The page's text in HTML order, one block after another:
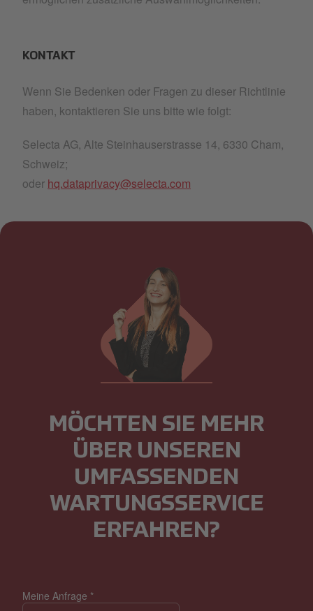
KONTAKT
Wenn Sie Bedenken oder Fragen zu dieser Richtlinie
haben, kontaktieren Sie uns bitte wie folgt:
Selecta AG, Alte Steinhauserstrasse 14, 6330 Cham,
Schweiz;
oder hq.dataprivacy@selecta.com
Meine Anfrage *
MÖCHTEN SIE MEHR
ÜBER UNSEREN
UMFASSENDEN
WARTUNGSSERVICE
ERFAHREN?